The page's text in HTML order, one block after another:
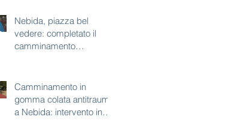
Nebida, piazza bel
vedere: completato il
camminamento
Camminamento in
gomma colata antitrauma
a Nebida: intervento in